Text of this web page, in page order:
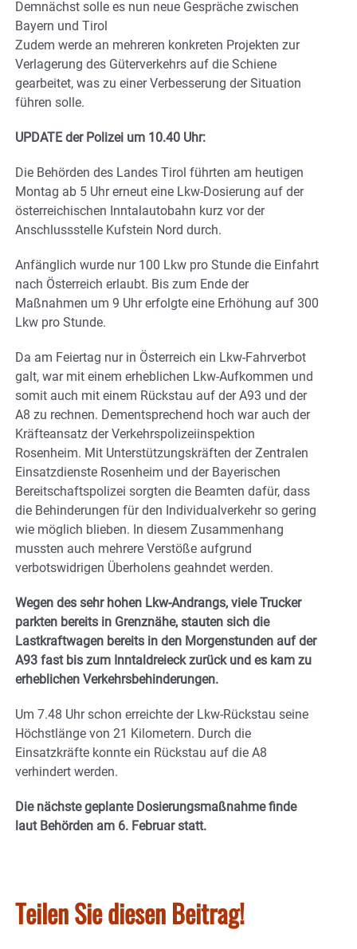
Demnächst solle es nun neue Gespräche zwischen
Bayern und Tirol
Zudem werde an mehreren konkreten Projekten zur
Verlagerung des Güterverkehrs auf die Schiene
gearbeitet, was zu einer Verbesserung der Situation
führen solle.
UPDATE der Polizei um 10.40 Uhr:
Die Behörden des Landes Tirol führten am heutigen
Montag ab 5 Uhr erneut eine Lkw-Dosierung auf der
österreichischen Inntalautobahn kurz vor der
Anschlussstelle Kufstein Nord durch.
Anfänglich wurde nur 100 Lkw pro Stunde die Einfahrt
nach Österreich erlaubt. Bis zum Ende der
Maßnahmen um 9 Uhr erfolgte eine Erhöhung auf 300
Lkw pro Stunde.
Da am Feiertag nur in Österreich ein Lkw-Fahrverbot
galt, war mit einem erheblichen Lkw-Aufkommen und
somit auch mit einem Rückstau auf der A93 und der
A8 zu rechnen. Dementsprechend hoch war auch der
Kräfteansatz der Verkehrspolizeiinspektion
Rosenheim. Mit Unterstützungskräften der Zentralen
Einsatzdienste Rosenheim und der Bayerischen
Bereitschaftspolizei sorgten die Beamten dafür, dass
die Behinderungen für den Individualverkehr so gering
wie möglich blieben. In diesem Zusammenhang
mussten auch mehrere Verstöße aufgrund
verbotswidrigen Überholens geahndet werden.
Wegen des sehr hohen Lkw-Andrangs, viele Trucker
parkten bereits in Grenznähe, stauten sich die
Lastkraftwagen bereits in den Morgenstunden auf der
A93 fast bis zum Inntaldreieck zurück und es kam zu
erheblichen Verkehrsbehinderungen.
Um 7.48 Uhr schon erreichte der Lkw-Rückstau seine
Höchstlänge von 21 Kilometern. Durch die
Einsatzkräfte konnte ein Rückstau auf die A8
verhindert werden.
Die nächste geplante Dosierungsmaßnahme finde
laut Behörden am 6. Februar statt.
Teilen Sie diesen Beitrag!